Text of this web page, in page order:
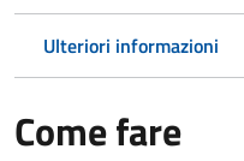
Ulteriori informazioni
Come fare